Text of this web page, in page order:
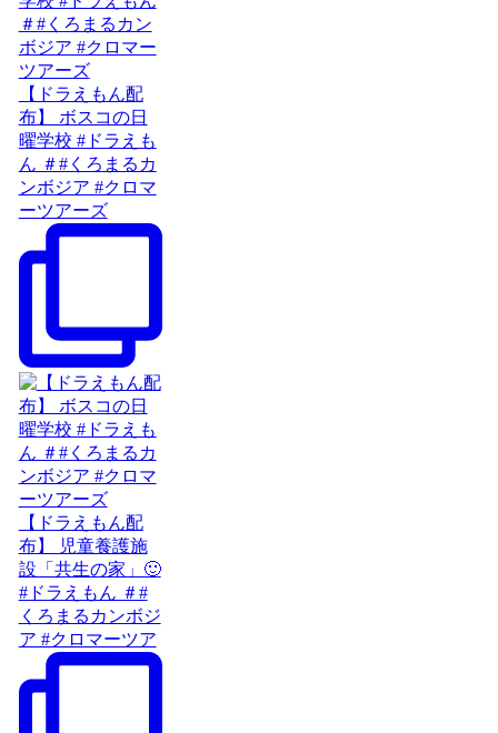
【ドラえもん配
布】 ボスコの日
曜学校 #ドラえも
ん ＃#くろまるカ
ンボジア #クロマ
ーツアーズ
【ドラえもん配
布】 児童養護施
設「共生の家」🙂
#ドラえもん ＃#
くろまるカンボジ
ア #クロマーツア